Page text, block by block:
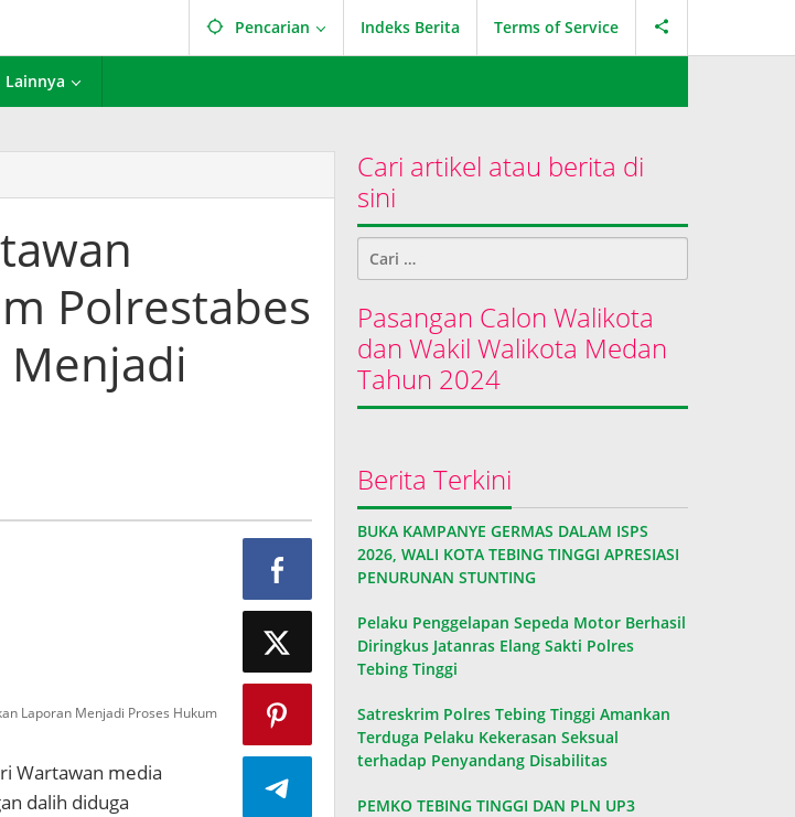
Pencarian Indeks Berita Terms of Service
Lainnya
Polrestabes
Menjadi
Wartawan media
dalih diduga
Cari artikel atau berita di
sini
Cari
untuk:
Pasangan Calon Walikota
dan Wakil Walikota Medan
Tahun 2024
Berita Terkini
BUKA KAMPANYE GERMAS DALAM ISPS
2026, WALI KOTA TEBING TINGGI APRESIASI
PENURUNAN STUNTING
Pelaku Penggelapan Sepeda Motor Berhasil
Diringkus Jatanras Elang Sakti Polres
Tebing Tinggi
Satreskrim Polres Tebing Tinggi Amankan
Terduga Pelaku Kekerasan Seksual
terhadap Penyandang Disabilitas
PEMKO TEBING TINGGI DAN PLN UP3